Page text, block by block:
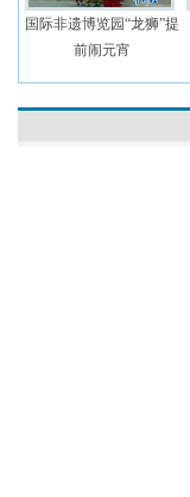
国际非遗博览园“龙狮”提
前闹元宵